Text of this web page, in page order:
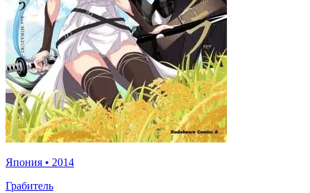
Япония • 2014
Грабитель